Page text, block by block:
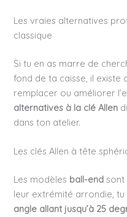
Les vraies alternatives
classique
Si tu en as marre de
fond de ta caisse, il existe
remplacer ou améliorer
alternatives à la clé Allen
dans ton atelier.
Les clés Allen à tête
Les modèles ball-end sont
leur extrémité arrondie,
angle allant jusqu’à 25